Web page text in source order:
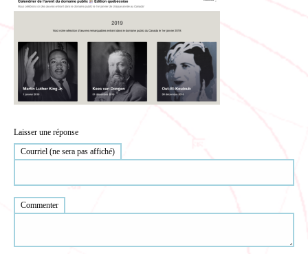
Laisser une réponse
Courriel (ne sera pas affiché)
Commenter